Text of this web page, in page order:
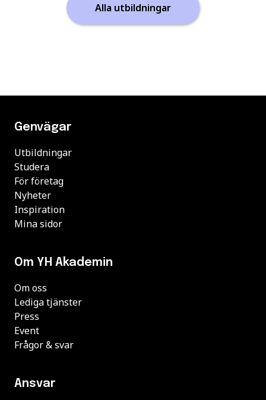
Alla utbildningar
Genvägar
Utbildningar
Studera
För företag
Nyheter
Inspiration
Mina sidor
Om YH Akademin
Om oss
Lediga tjänster
Press
Event
Frågor & svar
Ansvar